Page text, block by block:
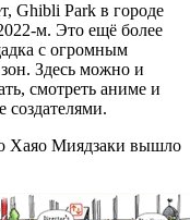
Ghibli Park в городе
м. Это ещё более
с огромным
Здесь можно и
смотреть аниме и
создателями.